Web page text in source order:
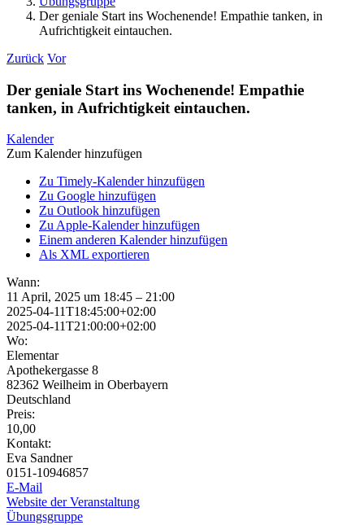
Der geniale Start ins Wochenende! Empathie tanken, in
Aufrichtigkeit eintauchen.
Zurück Vor
Der geniale Start ins Wochenende! Empathie
tanken, in Aufrichtigkeit eintauchen.
Kalender
Zum Kalender hinzufügen
Zu Timely-Kalender hinzufügen
Zu Google hinzufügen
Zu Outlook hinzufügen
Zu Apple-Kalender hinzufügen
Einem anderen Kalender hinzufügen
Als XML exportieren
Wann:
11 April, 2025 um 18:45 – 21:00
2025-04-11T18:45:00+02:00
2025-04-11T21:00:00+02:00
Wo:
Elementar
Apothekergasse 8
82362 Weilheim in Oberbayern
Deutschland
Preis:
10,00
Kontakt:
Eva Sandner
0151-10946857
E-Mail
Website der Veranstaltung
Übungsgruppe